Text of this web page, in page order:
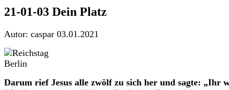
21-01-03 Dein Platz
Autor: caspar 03.01.2021
Darum rief Jesus alle zwölf zu sich her und sagte: „Ihr